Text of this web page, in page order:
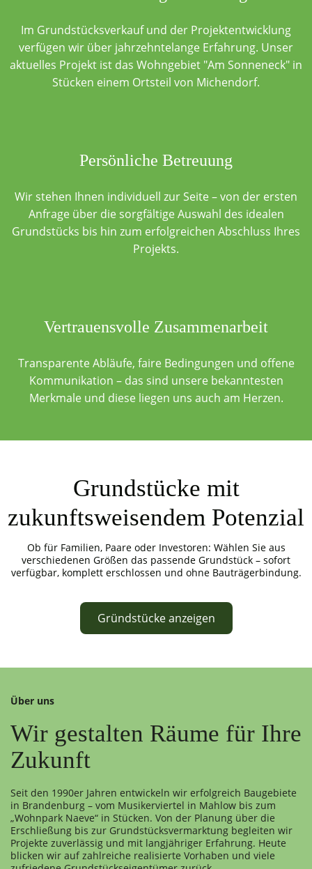
Im Grundstücksverkauf und der Projektentwicklung
verfügen wir über jahrzehntelange Erfahrung. Unser
aktuelles Projekt ist das Wohngebiet "Am Sonneneck" in
Stücken einem Ortsteil von Michendorf.
Persönliche Betreuung
Wir stehen Ihnen individuell zur Seite – von der ersten
Anfrage über die sorgfältige Auswahl des idealen
Grundstücks bis hin zum erfolgreichen Abschluss Ihres
Projekts.
Vertrauensvolle Zusammenarbeit
Transparente Abläufe, faire Bedingungen und offene
Kommunikation – das sind unsere bekanntesten
Merkmale und diese liegen uns auch am Herzen.
Grundstücke mit
zukunftsweisendem Potenzial
Ob für Familien, Paare oder Investoren: Wählen Sie aus
verschiedenen Größen das passende Grundstück – sofort
verfügbar, komplett erschlossen und ohne Bauträgerbindung.
Gründstücke anzeigen
Über uns
Wir gestalten Räume für Ihre
Zukunft
Seit den 1990er Jahren entwickeln wir erfolgreich Baugebiete
in Brandenburg – vom Musikerviertel in Mahlow bis zum
„Wohnpark Naeve“ in Stücken. Von der Planung über die
Erschließung bis zur Grundstücksvermarktung begleiten wir
Projekte zuverlässig und mit langjähriger Erfahrung. Heute
blicken wir auf zahlreiche realisierte Vorhaben und viele